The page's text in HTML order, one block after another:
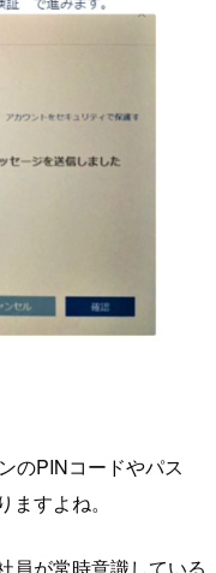
のPINコードやパス
すよね。
員が常時意識している